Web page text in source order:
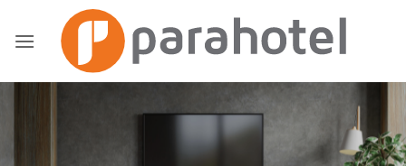
contenido